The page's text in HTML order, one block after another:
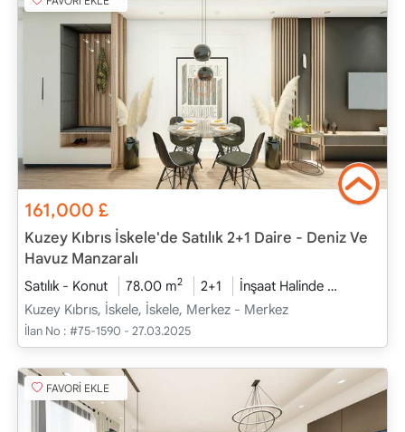
161,000£
Kuzey Kıbrıs İskele'de Satılık 2+1 Daire - Deniz Ve
Havuz Manzaralı
Satılık - Konut 78.00 m2 2+1 İnşaat Halinde
Kuzey Kıbrıs, İskele, İskele, Merkez - Merkez
İlan No : #75-1590 - 27.03.2025
FAVORİ EKLE